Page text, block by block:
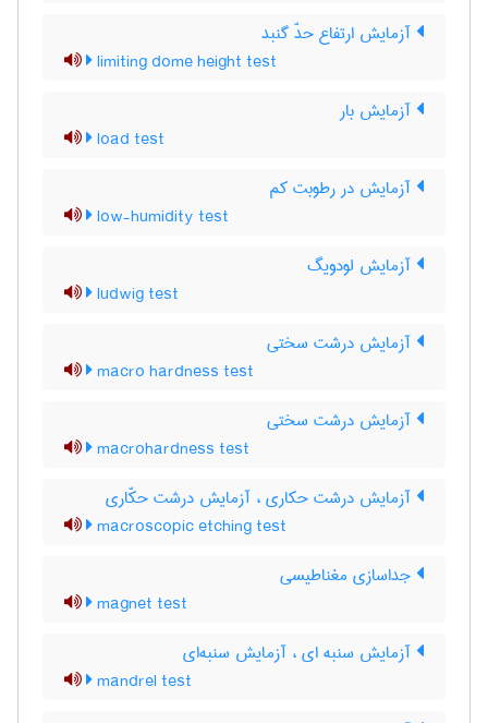
آزمایش ارتفاع حدّ گنبد
limiting dome height test
آزمایش بار
load test
آزمایش در رطوبت کم
low-humidity test
آزمایش لودویگ
ludwig test
آزمایش درشت سختی
macro hardness test
آزمایش درشت سختی
macrohardness test
آزمایش درشت حکاری ، آزمایش درشت حکّاری
macroscopic etching test
جداسازی مغناطیسی
magnet test
آزمایش سنبه ای ، آزمایش سنبه‌ای
mandrel test